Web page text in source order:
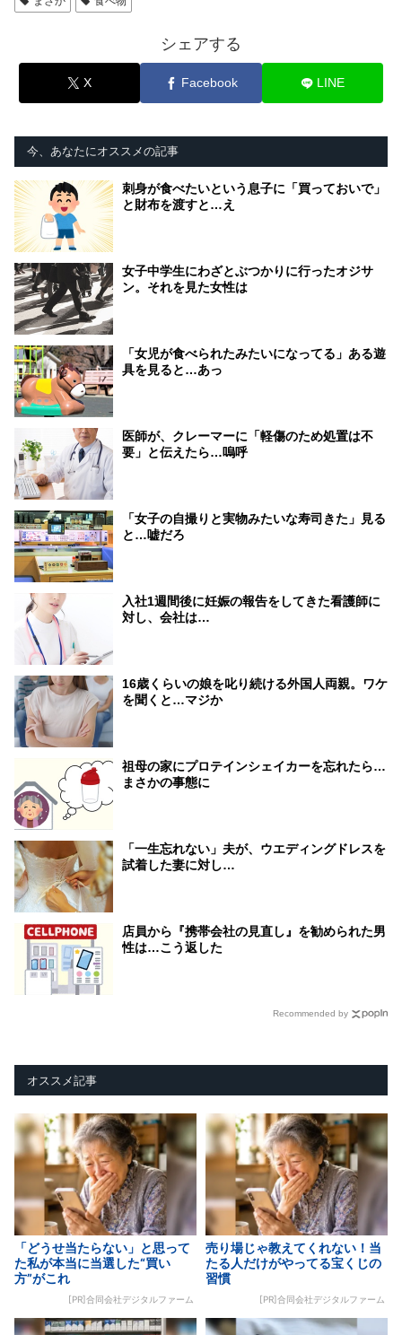
シェアする
X Facebook LINE
今、あなたにオススメの記事
刺身が食べたいという息子に「買っておいで」
と財布を渡すと…え
女子中学生にわざとぶつかりに行ったオジサ
ン。それを見た女性は
「女児が食べられたみたいになってる」ある遊
具を見ると…あっ
医師が、クレーマーに「軽傷のため処置は不
要」と伝えたら…嗚呼
「女子の自撮りと実物みたいな寿司きた」見る
と…嘘だろ
入社1週間後に妊娠の報告をしてきた看護師に
対し、会社は…
16歳くらいの娘を叱り続ける外国人両親。ワケ
を聞くと…マジか
祖母の家にプロテインシェイカーを忘れたら…
まさかの事態に
「一生忘れない」夫が、ウエディングドレスを
試着した妻に対し…
店員から『携帯会社の見直し』を勧められた男
性は…こう返した
Recommended by
オススメ記事
「どうせ当たらない」と思って
た私が本当に当選した“買い
方”がこれ
[PR]合同会社デジタルファーム
売り場じゃ教えてくれない！当
たる人だけがやってる宝くじの
習慣
[PR]合同会社デジタルファーム